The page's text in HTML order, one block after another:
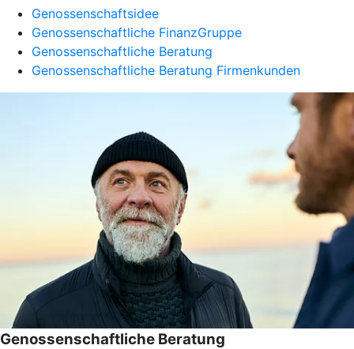
Genossenschaftsidee
Genossenschaftliche FinanzGruppe
Genossenschaftliche Beratung
Genossenschaftliche Beratung Firmenkunden
Genossenschaftliche Beratung